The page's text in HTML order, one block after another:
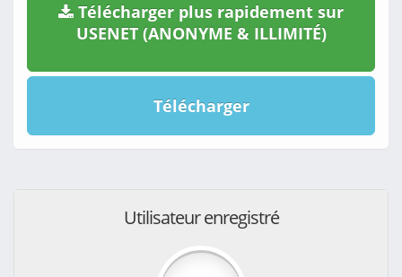
Télécharger plus rapidement sur
USENET (ANONYME & ILLIMITÉ)
Télécharger
Utilisateur enregistré